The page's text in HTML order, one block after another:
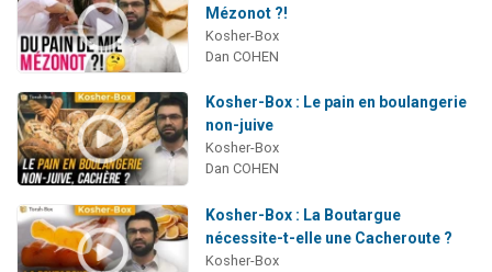
Mézonot ?!
Kosher-Box
Dan COHEN
Kosher-Box : Le pain en boulangerie
non-juive
Kosher-Box
Dan COHEN
Kosher-Box : La Boutargue
nécessite-t-elle une Cacheroute ?
Kosher-Box